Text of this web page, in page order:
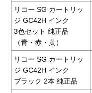
リコー SG カートリッ
ジ GC42H インク
3色セット 純正品
（青・赤・黄）
リコー SG カートリッ
ジ GC42H インク
ブラック 2本 純正品